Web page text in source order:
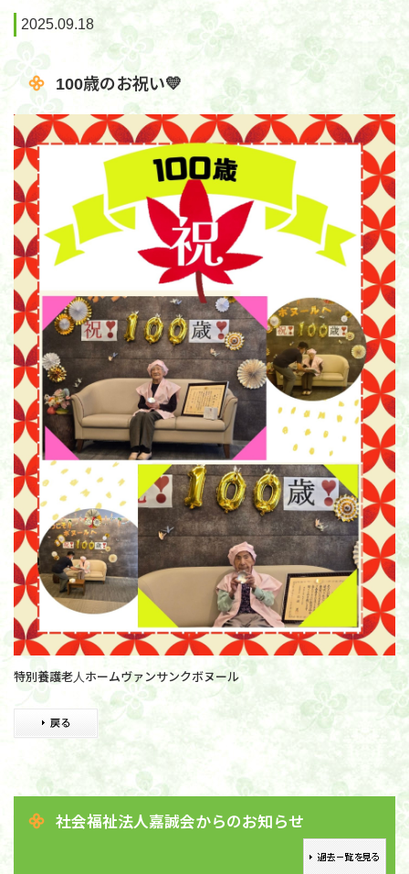
2025.09.18
100歳のお祝い💛
特別養護老人ホームヴァンサンクボヌール
社会福祉法人嘉誠会からのお知らせ